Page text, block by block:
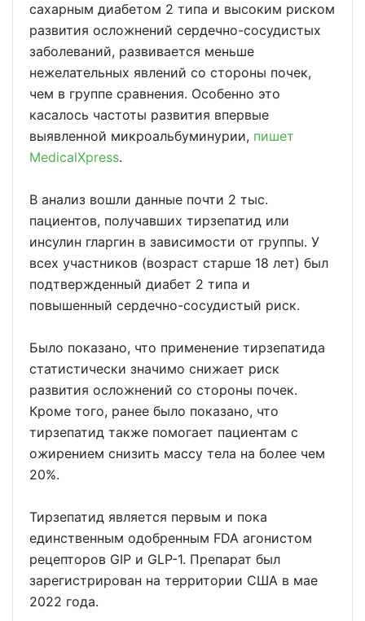
сахарным диабетом 2 типа и высоким риском
развития осложнений сердечно-сосудистых
заболеваний, развивается меньше
нежелательных явлений со стороны почек,
чем в группе сравнения. Особенно это
касалось частоты развития впервые
выявленной микроальбуминурии, пишет
MedicalXpress.
В анализ вошли данные почти 2 тыс.
пациентов, получавших тирзепатид или
инсулин гларгин в зависимости от группы. У
всех участников (возраст старше 18 лет) был
подтвержденный диабет 2 типа и
повышенный сердечно-сосудистый риск.
Было показано, что применение тирзепатида
статистически значимо снижает риск
развития осложнений со стороны почек.
Кроме того, ранее было показано, что
тирзепатид также помогает пациентам с
ожирением снизить массу тела на более чем
20%.
Тирзепатид является первым и пока
единственным одобренным FDA агонистом
рецепторов GIP и GLP-1. Препарат был
зарегистрирован на территории США в мае
2022 года.